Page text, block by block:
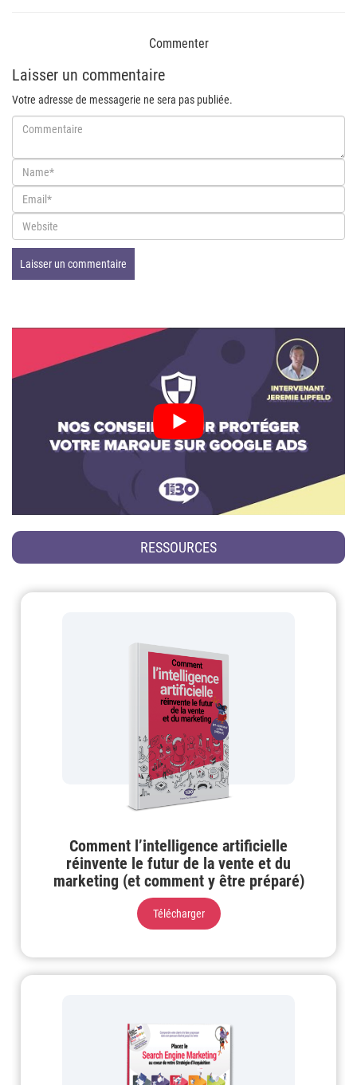
Commenter
Laisser un commentaire
Votre adresse de messagerie ne sera pas publiée.
RESSOURCES
Comment l’intelligence artificielle
réinvente le futur de la vente et du
marketing (et comment y être préparé)
Télécharger